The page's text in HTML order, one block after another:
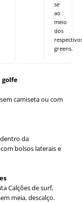
se
ao
meio
dos
greens.
golfe
camiseta ou com
da
bolsos laterais e
Calções de surf,
meia, descalço.